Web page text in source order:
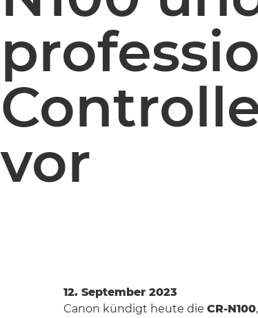
vor
12. September 2023
Canon kündigt heute die CR-N100